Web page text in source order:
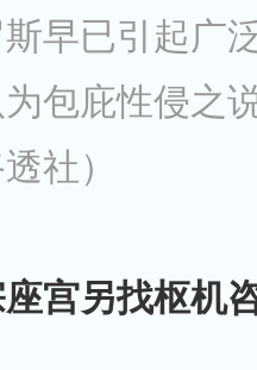
早已引起广
包庇性侵之
社）
宫另找枢机